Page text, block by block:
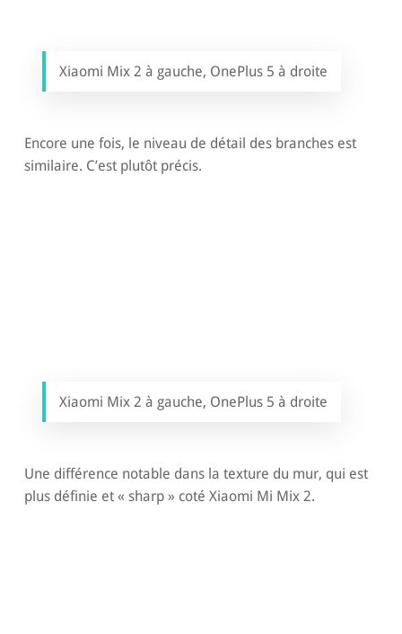
Xiaomi Mix 2 à gauche, OnePlus 5 à droite
Encore une fois, le niveau de détail des branches est
similaire. C’est plutôt précis.
Xiaomi Mix 2 à gauche, OnePlus 5 à droite
Une différence notable dans la texture du mur, qui est
plus définie et « sharp » coté Xiaomi Mi Mix 2.